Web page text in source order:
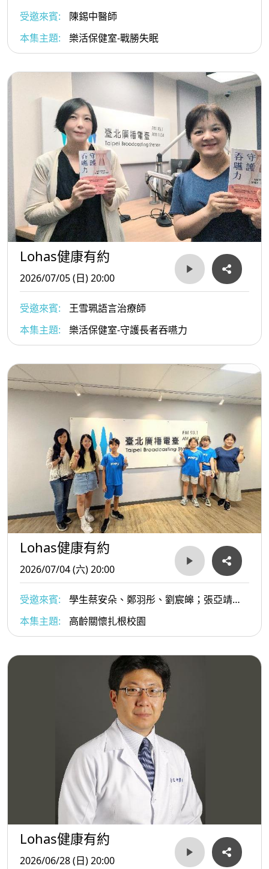
受邀來賓:
陳錫中醫師
本集主題:
樂活保健室-戰勝失眠
Lohas健康有約
2026/07/05 (日) 20:00
受邀來賓:
王雪珮語言治療師
本集主題:
樂活保健室-守護長者吞嚥力
Lohas健康有約
2026/07/04 (六) 20:00
受邀來賓:
學生蔡安朵、鄭羽彤、劉宸皞；張亞靖老
師；王雪珮語言治療師
本集主題: 高齡關懷扎根校園
Lohas健康有約
2026/06/28 (日) 20:00